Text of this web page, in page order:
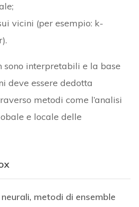
vicini (per esempio: k-
sono interpretabili e la base
deve essere dedotta
metodi come l’analisi
e locale delle
metodi di ensemble